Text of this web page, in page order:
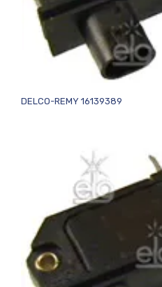
DELCO-REMY 16139389